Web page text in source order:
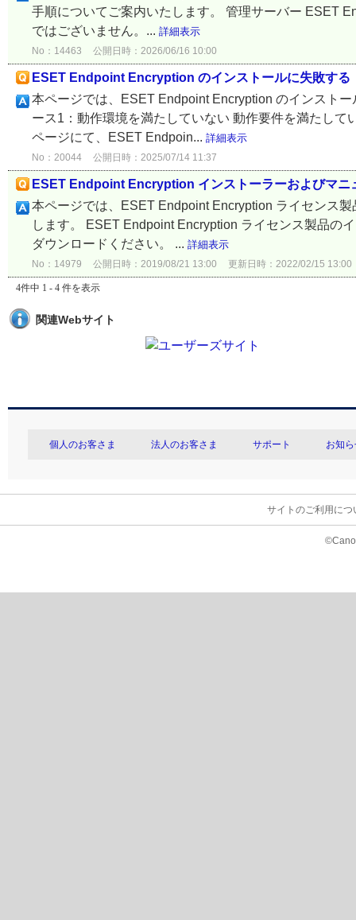
手順についてご案内いたします。 管理サーバー ESET
ではございません。... 詳細表示
No：14463 公開日時：2026/06/16 10:00
ESET Endpoint Encryption のインストールに失敗する
本ページでは、ESET Endpoint Encryption のインスト
ース1：動作環境を満たしていない 動作要件を満たし
ページにて、ESET Endpoin... 詳細表示
No：20044 公開日時：2025/07/14 11:37
ESET Endpoint Encryption インストーラーおよびマニ
本ページでは、ESET Endpoint Encryption ライセンス
します。 ESET Endpoint Encryption ライセンス製品の
ダウンロードください。 ... 詳細表示
No：14979 公開日時：2019/08/21 13:00 更新日時：2022/02/15 13:00
4件中 1 - 4 件を表示
関連Webサイト
個人のお客さま 法人のお客さま サポート お知
サイトのご利用につ